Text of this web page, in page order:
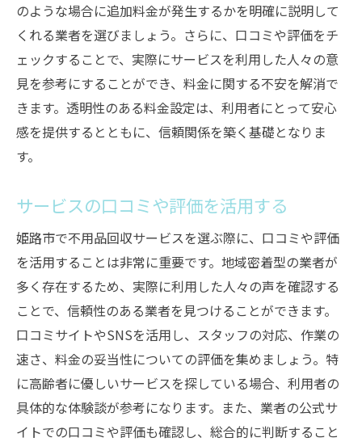
環境に配慮した処分方法の選び方
エコ活動に積極的なサービスを選ぶ理由
持続可能な社会を目指す業者の選択
リサイクルによる地域貢献について
不用品回収で失敗しないためのチェックリスト
回収日程の調整とその確認事項
契約内容の詳細な確認方法
トラブルを避けるための注意点
実際の利用者からのフィードバックを重視
高齢者世帯の不用品処分をスムーズにする秘訣
高齢者向けの対応を特化したサービスの活
用
事前の説明と合意形成の重要性
家族と協力して進める効率的な方法
のような場合に追加料金が発生するかを明確に説明して
くれる業者を選びましょう。さらに、口コミや評価をチ
ェックすることで、実際にサービスを利用した人々の意
見を参考にすることができ、料金に関する不安を解消で
きます。透明性のある料金設定は、利用者にとって安心
感を提供するとともに、信頼関係を築く基礎となりま
す。
サービスの口コミや評価を活用する
姫路市で不用品回収サービスを選ぶ際に、口コミや評価
を活用することは非常に重要です。地域密着型の業者が
多く存在するため、実際に利用した人々の声を確認する
ことで、信頼性のある業者を見つけることができます。
口コミサイトやSNSを活用し、スタッフの対応、作業の
速さ、料金の妥当性についての評価を集めましょう。特
に高齢者に優しいサービスを探している場合、利用者の
具体的な体験談が参考になります。また、業者の公式サ
イトでの口コミや評価も確認し、総合的に判断すること